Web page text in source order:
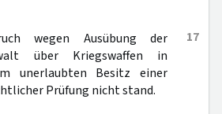
17
wegen Ausübung der
über Kriegswaffen in
unerlaubten Besitz einer
Prüfung nicht stand.